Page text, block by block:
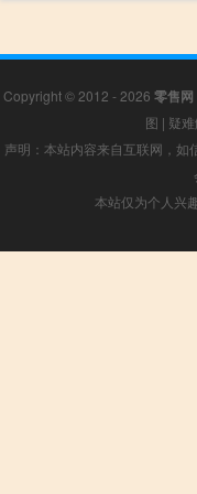
Copyright © 2012 - 2026 零售网
图 | 疑
声明：本站内容来自互联网，
本站仅为个人兴